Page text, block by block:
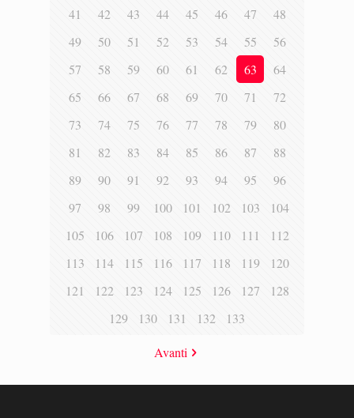
41
42 43 44 45 46 47
48
49
50 51 52 53 54 55
56
57
58 59 60 61 62 63
64
65
66 67 68 69 70 71
72
73
74 75 76 77 78 79
80
81
82 83 84 85 86 87
88
89
90 91 92 93 94 95
96
97
98 99 100 101 102 103
104
105
106 107 108 109 110 111
112
113
114 115 116 117 118 119
120
121
122 123 124 125 126 127
128
129
130 131 132 133
Avanti